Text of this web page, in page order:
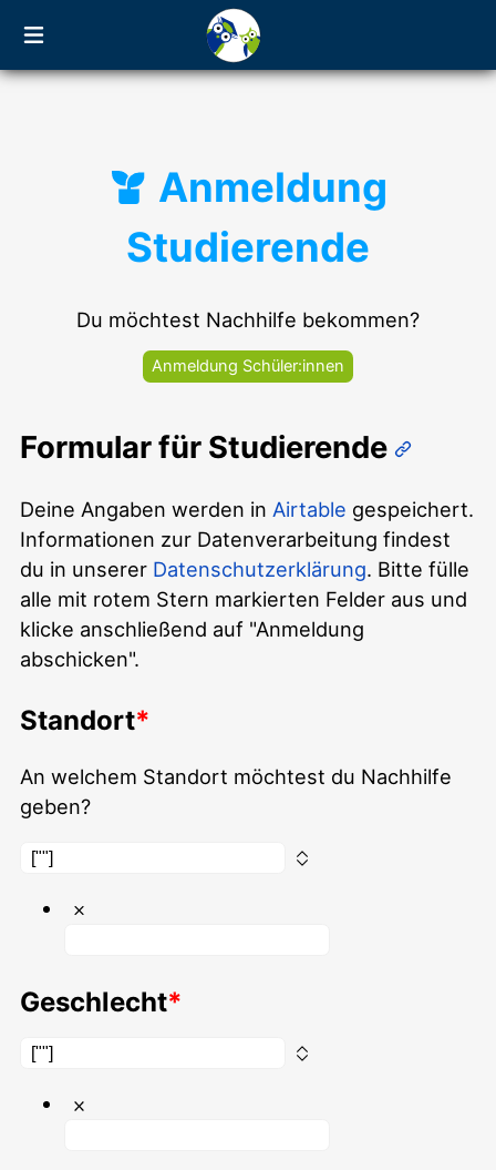
Anmeldung
Studierende
Du möchtest Nachhilfe bekommen?
Anmeldung Schüler:innen
Formular für Studierende
Deine Angaben werden in Airtable gespeichert.
Informationen zur Datenverarbeitung findest
du in unserer Datenschutzerklärung. Bitte fülle
alle mit rotem Stern markierten Felder aus und
klicke anschließend auf "Anmeldung
abschicken".
Standort
An welchem Standort möchtest du Nachhilfe
geben?
Geschlecht